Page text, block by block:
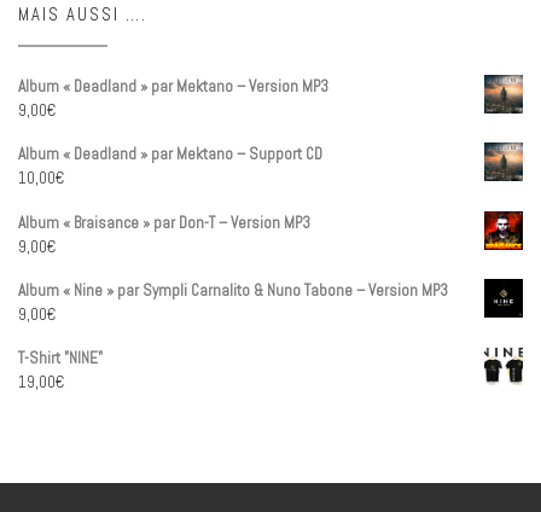
MAIS AUSSI ….
Album « Deadland » par Mektano – Version MP3
9,00€
Album « Deadland » par Mektano – Support CD
10,00€
Album « Braisance » par Don-T – Version MP3
9,00€
Album « Nine » par Sympli Carnalito & Nuno Tabone – Version MP3
9,00€
T-Shirt "NINE"
19,00€